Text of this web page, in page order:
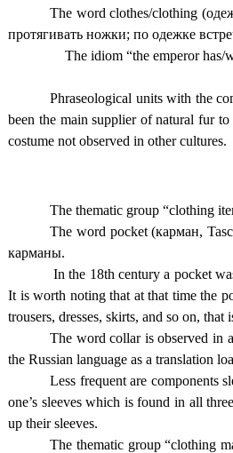
The word clothes/clothing
протягивать ножки; по одежке
The idiom “the emperor has/
Phraseological units with the
been the main supplier of natural fur
costume not observed in other cultures.
The thematic group “clothing
The word pocket (карман,
карманы.
In the 18th century a pocket
It is worth noting that at that time the
trousers, dresses, skirts, and so on,
The word collar is observed in
the Russian language as a translation
Less frequent are components
one’s sleeves which is found in all
up their sleeves.
The thematic group “clothing